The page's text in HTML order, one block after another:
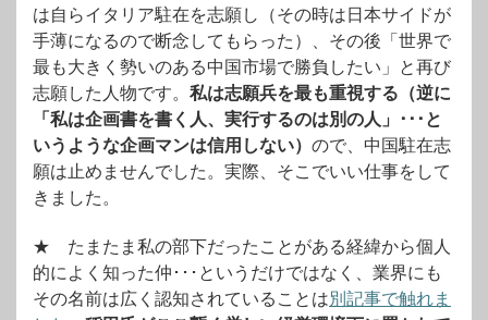
は自らイタリア駐在を志願し（その時は日本サイドが
手薄になるので断念してもらった）、その後「世界で
最も大きく勢いのある中国市場で勝負したい」と再び
志願した人物です。 私は志願兵を最も重視する（逆に
「私は企画書を書く人、実行するのは別の人」･･･と
いうような企画マンは信用しない） ので、中国駐在志
願は止めませんでした。実際、そこでいい仕事をして
きました。
★ たまたま私の部下だったことがある経緯から個人
的によく知った仲･･･というだけではなく、業界にも
その名前は広く認知されていることは別記事で触れま